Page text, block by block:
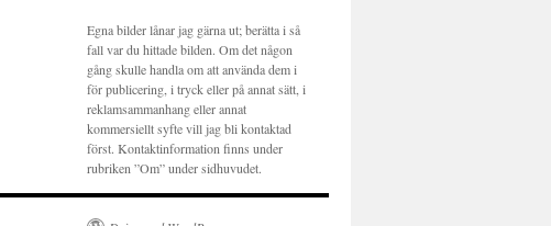
Egna bilder lånar jag gärna ut; berätta i så
fall var du hittade bilden. Om det någon
gång skulle handla om att använda dem i
för publicering, i tryck eller på annat sätt, i
reklamsammanhang eller annat
kommersiellt syfte vill jag bli kontaktad
först. Kontaktinformation finns under
rubriken ”Om” under sidhuvudet.